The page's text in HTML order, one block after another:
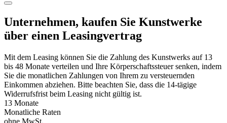
Unternehmen, kaufen Sie Kunstwerke
über einen Leasingvertrag
Mit dem Leasing können Sie die Zahlung des Kunstwerks auf 13
bis 48 Monate verteilen und Ihre Körperschaftssteuer senken, indem
Sie die monatlichen Zahlungen von Ihrem zu versteuernden
Einkommen abziehen. Bitte beachten Sie, dass die 14-tägige
Widerrufsfrist beim Leasing nicht gültig ist.
13 Monate
Monatliche Raten